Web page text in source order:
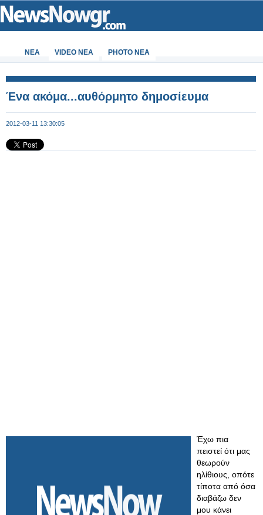
ΝΕΑ VIDEO NEA PHOTO NEA
Ένα ακόμα...αυθόρμητο δημοσίευμα
2012-03-11 13:30:05
Έχω πια
πειστεί ότι μας
θεωρούν
ηλίθιους, οπότε
τίποτα από όσα
διαβάζω δεν
μου κάνει